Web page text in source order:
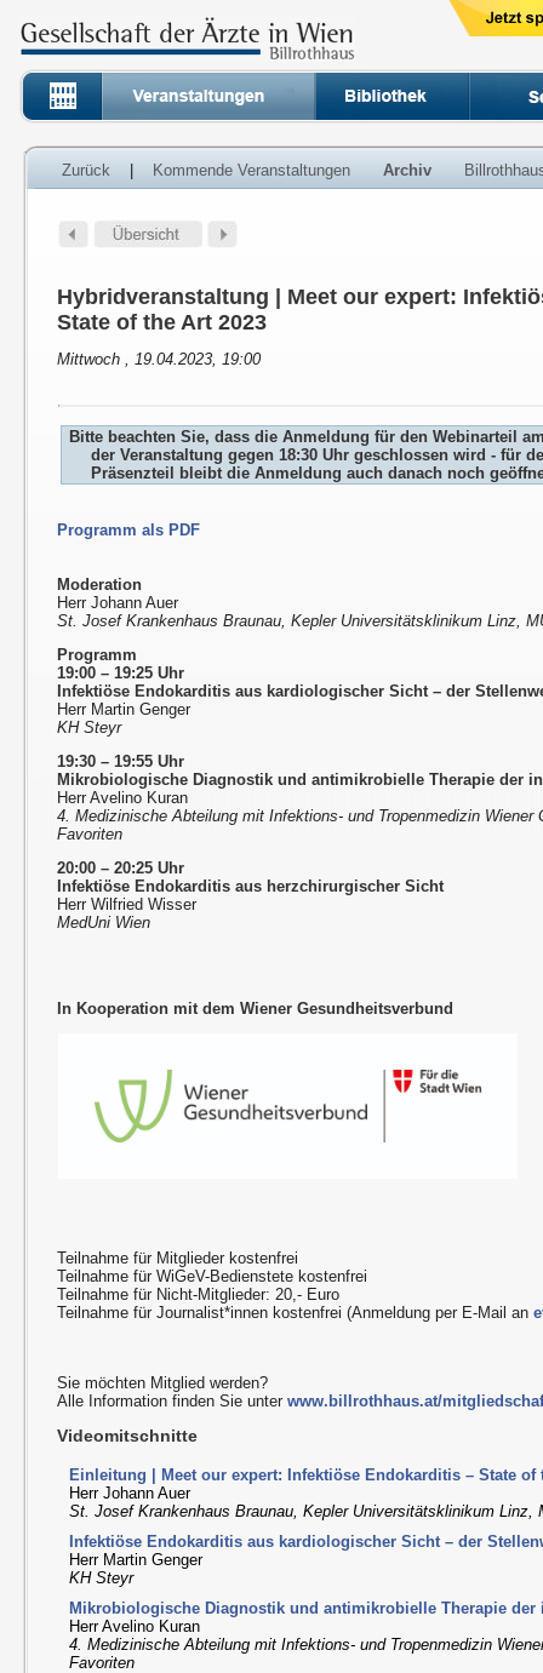
Zurück Kommende Veranstaltungen Archiv
Hybridveranstaltung | Meet our expert:
State of the Art 2023
Mittwoch , 19.04.2023, 19:00
Bitte beachten Sie, dass die Anmeldung für den Webinarteil
der Veranstaltung gegen 18:30 Uhr geschlossen wird - für
Präsenzteil bleibt die Anmeldung auch danach noch
Programm als PDF
Moderation
Herr Johann Auer
St. Josef Krankenhaus Braunau, Kepler Universitätsklinikum Linz,
Programm
19:00 – 19:25 Uhr
Infektiöse Endokarditis aus kardiologischer Sicht – der
Herr Martin Genger
KH Steyr
19:30 – 19:55 Uhr
Mikrobiologische Diagnostik und antimikrobielle Therapie der
Herr Avelino Kuran
4. Medizinische Abteilung mit Infektions- und Tropenmedizin Wiener
Favoriten
20:00 – 20:25 Uhr
Infektiöse Endokarditis aus herzchirurgischer Sicht
Herr Wilfried Wisser
MedUni Wien
In Kooperation mit dem Wiener Gesundheitsverbund
Teilnahme für Mitglieder kostenfrei
Teilnahme für WiGeV-Bedienstete kostenfrei
Teilnahme für Nicht-Mitglieder: 20,- Euro
Teilnahme für Journalist*innen kostenfrei (Anmeldung per E-Mail an
Sie möchten Mitglied werden?
Alle Information finden Sie unterwww.billrothhaus.at/
Videomitschnitte
Einleitung | Meet our expert: Infektiöse Endokarditis – State of
Herr Johann Auer
St. Josef Krankenhaus Braunau, Kepler Universitätsklinikum Linz,
Infektiöse Endokarditis aus kardiologischer Sicht – der
Herr Martin Genger
KH Steyr
Mikrobiologische Diagnostik und antimikrobielle Therapie
Herr Avelino Kuran
4. Medizinische Abteilung mit Infektions- und Tropenmedizin
Favoriten